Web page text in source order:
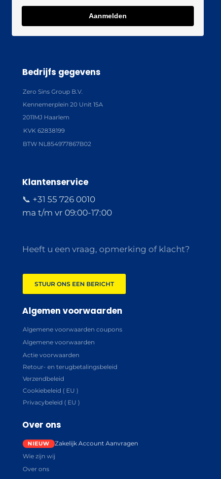
Aanmelden
Bedrijfs gegevens
Zero Sins Group B.V.
Kennemerplein 20 Unit 15A
2011MJ Haarlem
KVK 62838199
BTW NL854977867B02
Klantenservice
📞 +31 55 726 0010
ma t/m vr 09:00-17:00
Heeft u een vraag, opmerking of klacht?
STUUR ONS EEN BERICHT
Algemen voorwaarden
Algemene voorwaarden coupons
Algemene voorwaarden
Actie voorwaarden
Retour- en terugbetalingsbeleid
Verzendbeleid
Cookiebeleid ( EU )
Privacybeleid ( EU )
Over ons
Zakelijk Account Aanvragen
Wie zijn wij
Over ons